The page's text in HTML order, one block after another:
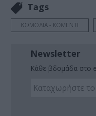
Tags
ΚΩΜΩΔΙΑ - ΚΟΜΕΝΤΙ
Newsletter
Κάθε βδομάδα στο